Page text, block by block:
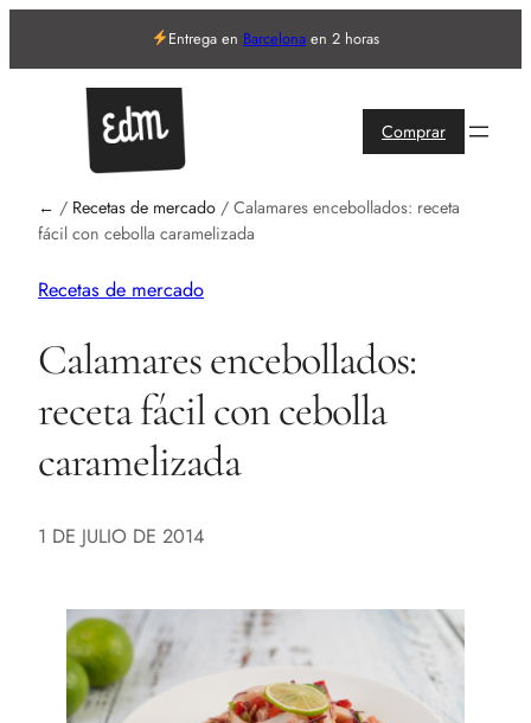
Entrega en Barcelona en 2 horas
Comprar
← / Recetas de mercado / Calamares encebollados: receta
fácil con cebolla caramelizada
Recetas de mercado
Calamares encebollados:
receta fácil con cebolla
caramelizada
1 DE JULIO DE 2014